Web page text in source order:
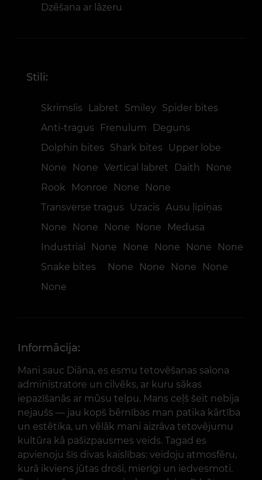
Dzēšana ar lāzeru
Stili:
Skrimslis Labret Smiley Spider bites
Anti-tragus
Frenulum
Deguns
Dolphin bites
Shark bites
Upper lobe
None
None Vertical labret Daith
None
Rook
Monroe None
None
Transverse tragus
Uzacis Аusu ļipiņas
None
None None None
Medusa
Industrial
None None None None
None
Snake bites
None None None
None
None
Informācija:
Mani sauc Diāna, es esmu tetovēšanas salona
administratore un cilvēks, ar kuru sākas
iepazīšanās ar mūsu telpu. Mans ceļš šeit nebija
nejaušs — jau kopš bērnības man patika kārtība
un estētika, un vēlāk mani aizrāva tetovējumu
kultūra kā pašizpausmes veids. Tagad es
apvienoju šīs divas kaislības: veidoju atmosfēru,
kurā ikviens jūtas droši, mierīgi un iedvesmoti.